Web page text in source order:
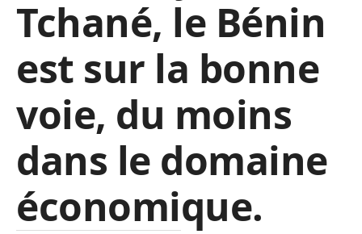
Tchané, le Bénin
est sur la bonne
voie, du moins
dans le domaine
économique.